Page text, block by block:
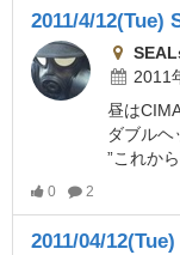
2011/4/12(Tue)
2011
昼は
ダブルヘ
”これから
0 2
2011/04/